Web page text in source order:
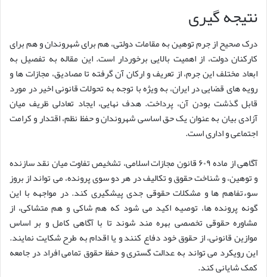
نتیجه گیری
درک صحیح از جرم توهین به مقامات دولتی، هم برای شهروندان و هم برای
کارکنان دولت، از اهمیت بالایی برخوردار است. این مقاله به تفصیل به
ابعاد مختلف این جرم، از تعریف و ارکان آن گرفته تا مصادیق، مجازات ها و
رویه های قضایی در ایران، به ویژه با توجه به تحولات قانونی اخیر در مورد
قابل گذشت بودن آن، پرداخت. هدف نهایی، ایجاد تعادلی ظریف میان
آزادی بیان به عنوان یک حق اساسی شهروندان و حفظ نظم، اقتدار و کرامت
اجتماعی و اداری است.
آگاهی از ماده ۶۰۹ قانون مجازات اسلامی، تشخیص تفاوت میان نقد سازنده
و توهین، و شناخت حقوق و تکالیف در هر دو سوی پرونده، می تواند از بروز
سوءتفاهم ها و مشکلات حقوقی جدی پیشگیری کند. در مواجهه با این
گونه پرونده ها، توصیه اکید می شود که هم شاکی و هم متشاکی، از
مشاوره حقوقی تخصصی بهره مند شوند تا با آگاهی کامل و بر اساس
موازین قانونی، از حقوق خود دفاع کنند و یا اقدام به طرح شکایت نمایند.
این رویکرد می تواند به عدالت گستری و حفظ حقوق تمامی افراد در جامعه
کمک شایانی کند.